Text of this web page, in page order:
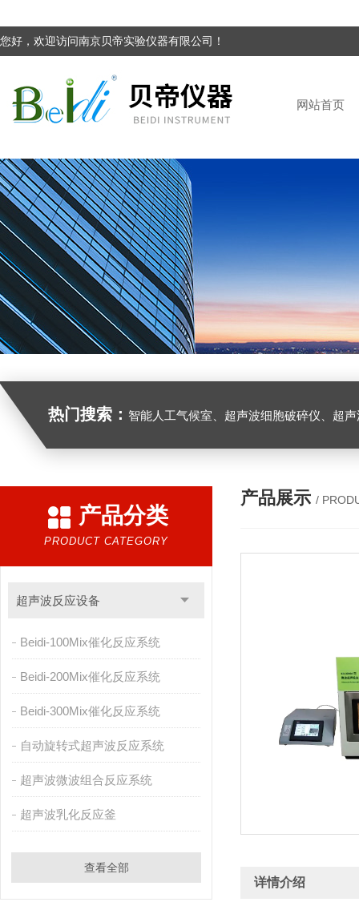
您好，欢迎访问南京贝帝实验仪器有限公司！
网站首页
热门搜索： 智能人工气候室、超声波细胞破碎仪、超
产品分类
PRODUCT CATEGORY
超声波反应设备
Beidi-100Mix催化反应系统
Beidi-200Mix催化反应系统
Beidi-300Mix催化反应系统
自动旋转式超声波反应系统
超声波微波组合反应系统
超声波乳化反应釜
查看全部
产品展示 /
详情介绍